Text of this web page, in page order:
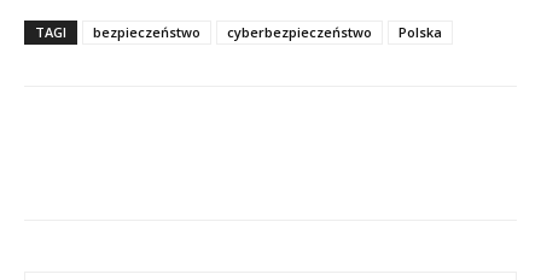
TAGI bezpieczeństwo cyberbezpieczeństwo Polska